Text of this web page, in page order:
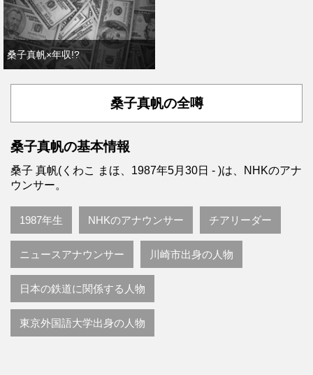
桑子真帆×年収!?
桑子真帆の全噂
桑子真帆の基本情報
桑子 真帆(くわこ まほ、1987年5月30日 - )は、NHKのアナ
ウンサー。
1987年生 NHKのアナウンサー チアリーダー
ニュースアナウンサー 川崎市出身の人物
日本の鉄道に関係する人物
東京外国語大学出身の人物